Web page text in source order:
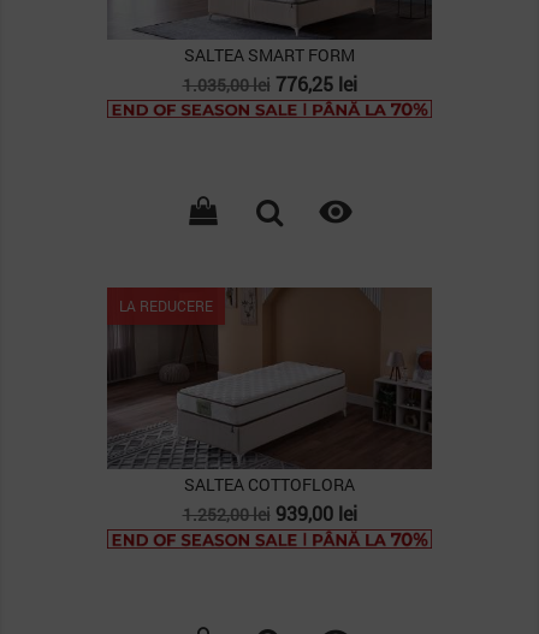
SALTEA SMART FORM
Pret
de
1.035,00 lei Pret
776,25 lei

LA REDUCERE
SALTEA COTTOFLORA
Pret
de
1.252,00 lei Pret
939,00 lei